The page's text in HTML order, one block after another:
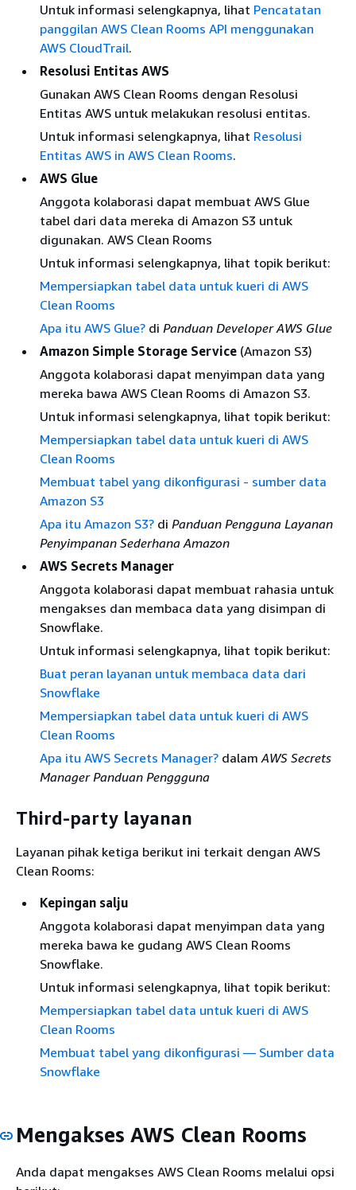
Untuk informasi selengkapnya, lihat Pencatatan
panggilan AWS Clean Rooms API menggunakan
AWS CloudTrail.
Resolusi Entitas AWS
Gunakan AWS Clean Rooms dengan Resolusi
Entitas AWS untuk melakukan resolusi entitas.
Untuk informasi selengkapnya, lihat Resolusi
Entitas AWS in AWS Clean Rooms.
AWS Glue
Anggota kolaborasi dapat membuat AWS Glue
tabel dari data mereka di Amazon S3 untuk
digunakan. AWS Clean Rooms
Untuk informasi selengkapnya, lihat topik berikut:
Mempersiapkan tabel data untuk kueri di AWS
Clean Rooms
Apa itu AWS Glue? di Panduan Developer AWS Glue
Amazon Simple Storage Service (Amazon S3)
Anggota kolaborasi dapat menyimpan data yang
mereka bawa AWS Clean Rooms di Amazon S3.
Untuk informasi selengkapnya, lihat topik berikut:
Mempersiapkan tabel data untuk kueri di AWS
Clean Rooms
Membuat tabel yang dikonfigurasi - sumber data
Amazon S3
Apa itu Amazon S3? di Panduan Pengguna Layanan
Penyimpanan Sederhana Amazon
AWS Secrets Manager
Anggota kolaborasi dapat membuat rahasia untuk
mengakses dan membaca data yang disimpan di
Snowflake.
Untuk informasi selengkapnya, lihat topik berikut:
Buat peran layanan untuk membaca data dari
Snowflake
Mempersiapkan tabel data untuk kueri di AWS
Clean Rooms
Apa itu AWS Secrets Manager? dalam AWS Secrets
Manager Panduan Penggguna
Third-party layanan
Layanan pihak ketiga berikut ini terkait dengan AWS
Clean Rooms:
Kepingan salju
Anggota kolaborasi dapat menyimpan data yang
mereka bawa ke gudang AWS Clean Rooms
Snowflake.
Untuk informasi selengkapnya, lihat topik berikut:
Mempersiapkan tabel data untuk kueri di AWS
Clean Rooms
Membuat tabel yang dikonfigurasi — Sumber data
Snowflake
Mengakses AWS Clean Rooms
Anda dapat mengakses AWS Clean Rooms melalui opsi